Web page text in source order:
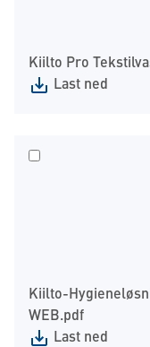
Kiilto Pro
Last ned
Kiilto-
WEB.pdf
Last ned